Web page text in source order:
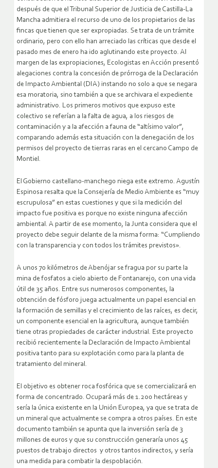
después de que el Tribunal Superior de Justicia de Castilla-La
Mancha admitiera el recurso de uno de los propietarios de las
fincas que tienen que ser expropiadas. Se trata de un trámite
ordinario, pero con ello han arreciado las críticas que desde el
pasado mes de enero ha ido aglutinando este proyecto. Al
margen de las expropiaciones, Ecologistas en Acción presentó
alegaciones contra la concesión de prórroga de la Declaración
de Impacto Ambiental (DIA) instando no solo a que se negara
esa moratoria, sino también a que se archivara el expediente
administrativo. Los primeros motivos que expuso este
colectivo se referían a la falta de agua, a los riesgos de
contaminación y a la afección a fauna de “altísimo valor”,
comparando además esta situación con la denegación de los
permisos del proyecto de tierras raras en el cercano Campo de
Montiel.
El Gobierno castellano-manchego niega este extremo. Agustín
Espinosa resalta que la Consejería de Medio Ambiente es “muy
escrupulosa” en estas cuestiones y que si la medición del
impacto fue positiva es porque no existe ninguna afección
ambiental. A partir de ese momento, la Junta considera que el
proyecto debe seguir delante de la misma forma: “Cumpliendo
con la transparencia y con todos los trámites previstos».
A unos 70 kilómetros de Abenójar se fragua por su parte la
mina de fosfatos a cielo abierto de Fontanarejo, con una vida
útil de 35 años. Entre sus numerosos componentes, la
obtención de fósforo juega actualmente un papel esencial en
la formación de semillas y el crecimiento de las raíces, es decir,
un componente esencial en la agricultura, aunque también
tiene otras propiedades de carácter industrial. Este proyecto
recibió recientemente la Declaración de Impacto Ambiental
positiva tanto para su explotación como para la planta de
tratamiento del mineral.
El objetivo es obtener roca fosfórica que se comercializará en
forma de concentrado. Ocupará más de 1.200 hectáreas y
sería la única existente en la Unión Europea, ya que se trata de
un mineral que actualmente se compra a otros países. En este
documento también se apunta que la inversión sería de 3
millones de euros y que su construcción generaría unos 45
puestos de trabajo directos y otros tantos indirectos, y sería
una medida para combatir la despoblación.